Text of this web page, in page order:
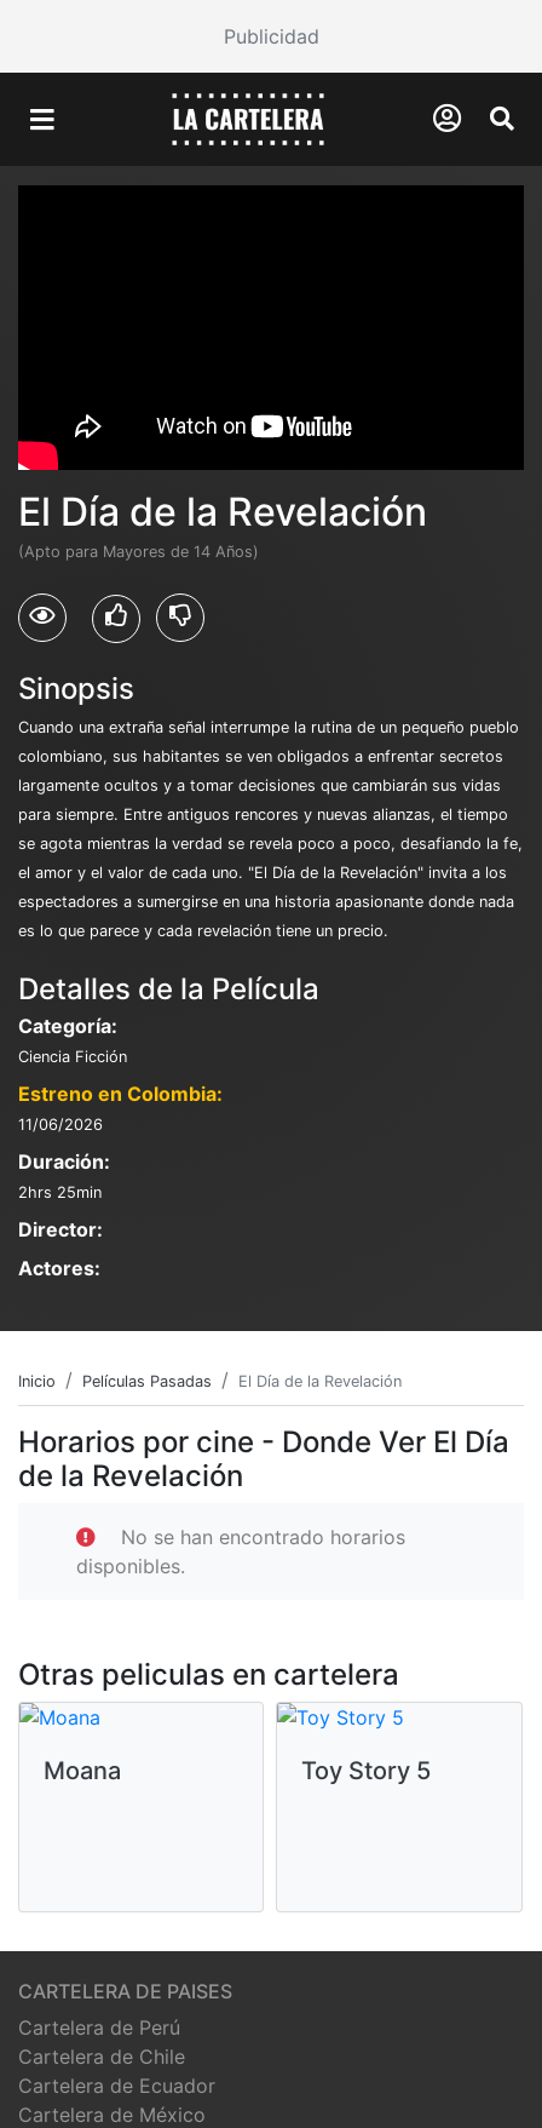
Publicidad
El Día de la Revelación
(Apto para Mayores de 14 Años)
Sinopsis
Cuando una extraña señal interrumpe la rutina de un pequeño pueblo
colombiano, sus habitantes se ven obligados a enfrentar secretos
largamente ocultos y a tomar decisiones que cambiarán sus vidas
para siempre. Entre antiguos rencores y nuevas alianzas, el tiempo
se agota mientras la verdad se revela poco a poco, desafiando la fe,
el amor y el valor de cada uno. "El Día de la Revelación" invita a los
espectadores a sumergirse en una historia apasionante donde nada
es lo que parece y cada revelación tiene un precio.
Detalles de la Película
Categoría:
Ciencia Ficción
Estreno en Colombia:
11/06/2026
Duración:
2hrs 25min
Director:
Actores:
Inicio Películas Pasadas El Día de la Revelación
Horarios por cine - Donde Ver El Día
de la Revelación
No se han encontrado horarios
disponibles.
Otras peliculas en cartelera
Moana Toy Story 5
CARTELERA DE PAISES
Cartelera de Perú
Cartelera de Chile
Cartelera de Ecuador
Cartelera de México